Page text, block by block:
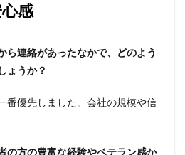
感
ら連絡があったなかで、どのよう
ょうか？
番優先しました。会社の規模や信
の方の豊富な経験やベテラン感か